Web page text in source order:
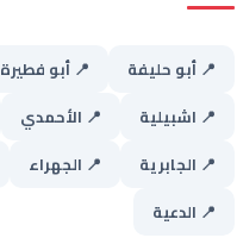
📍 أبو حليفة 📍 أبو فطيرة
📍 اشبيلية
📍 الأحمدي
📍 الجابرية
📍 الجهراء
📍 الدعية